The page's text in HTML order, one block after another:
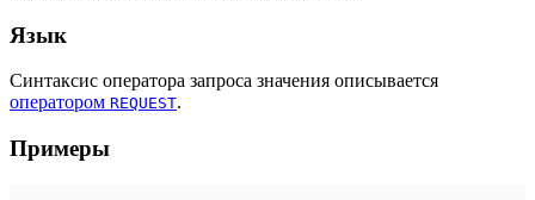
Язык
Синтаксис оператора запроса значения описывается
оператором REQUEST.
Примеры